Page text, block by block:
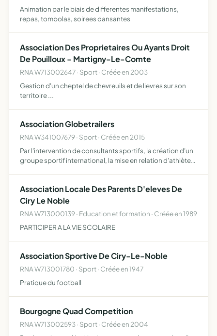
Animation par le biais de differentes manifestations,
repas, tombolas, soirees dansantes
Association Des Proprietaires Ou Ayants Droit
De Pouilloux - Martigny-Le-Comte
RNA W713002647 · Sport · Créée en 2003
Gestion d'un cheptel de chevreuils et de lievres sur son
territoire ...
Association Globetrailers
RNA W341007679 · Sport · Créée en 2015
Par l'intervention de consultants sportifs, la création d'un
groupe sportif international, la mise en relation d'athlètes
Association Locale Des Parents D'eleves De
Ciry Le Noble
RNA W713000139 · Education et formation · Créée en 1989
PARTICIPER A LA VIE SCOLAIRE
Association Sportive De Ciry-Le-Noble
RNA W713001780 · Sport · Créée en 1947
Pratique du football
Bourgogne Quad Competition
RNA W713002593 · Sport · Créée en 2004